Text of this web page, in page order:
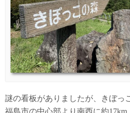
謎の看板がありましたが、きぼっ